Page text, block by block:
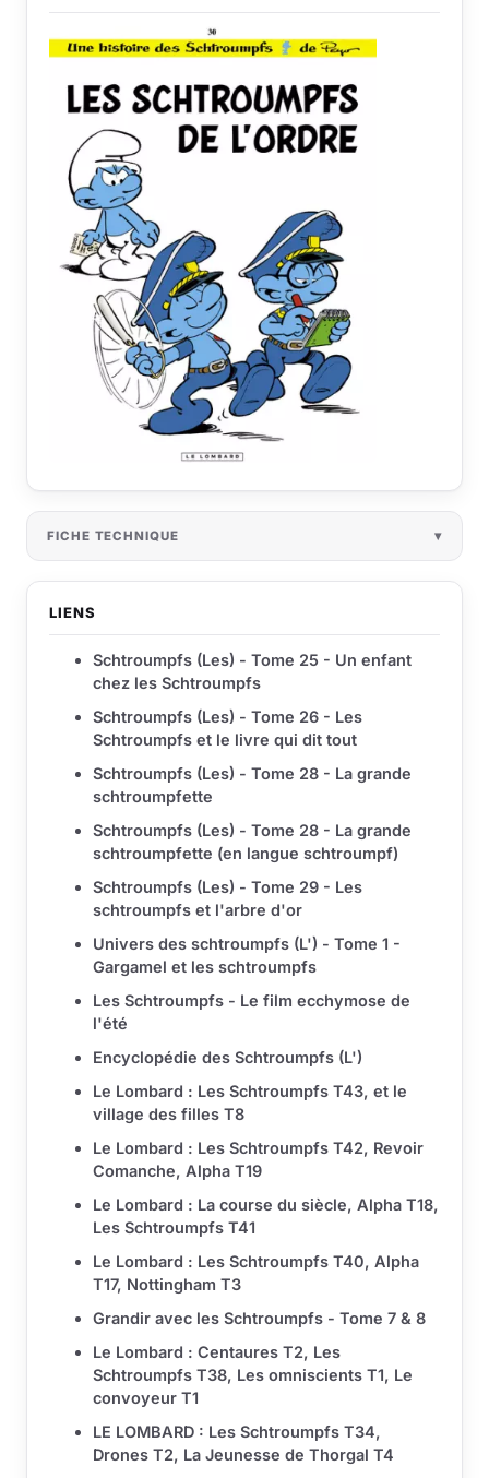
FICHE TECHNIQUE
LIENS
Schtroumpfs (Les) - Tome 25 - Un enfant
chez les Schtroumpfs
Schtroumpfs (Les) - Tome 26 - Les
Schtroumpfs et le livre qui dit tout
Schtroumpfs (Les) - Tome 28 - La grande
schtroumpfette
Schtroumpfs (Les) - Tome 28 - La grande
schtroumpfette (en langue schtroumpf)
Schtroumpfs (Les) - Tome 29 - Les
schtroumpfs et l'arbre d'or
Univers des schtroumpfs (L') - Tome 1 -
Gargamel et les schtroumpfs
Les Schtroumpfs - Le film ecchymose de
l'été
Encyclopédie des Schtroumpfs (L')
Le Lombard : Les Schtroumpfs T43, et le
village des filles T8
Le Lombard : Les Schtroumpfs T42, Revoir
Comanche, Alpha T19
Le Lombard : La course du siècle, Alpha T18,
Les Schtroumpfs T41
Le Lombard : Les Schtroumpfs T40, Alpha
T17, Nottingham T3
Grandir avec les Schtroumpfs - Tome 7 & 8
Le Lombard : Centaures T2, Les
Schtroumpfs T38, Les omniscients T1, Le
convoyeur T1
LE LOMBARD : Les Schtroumpfs T34,
Drones T2, La Jeunesse de Thorgal T4